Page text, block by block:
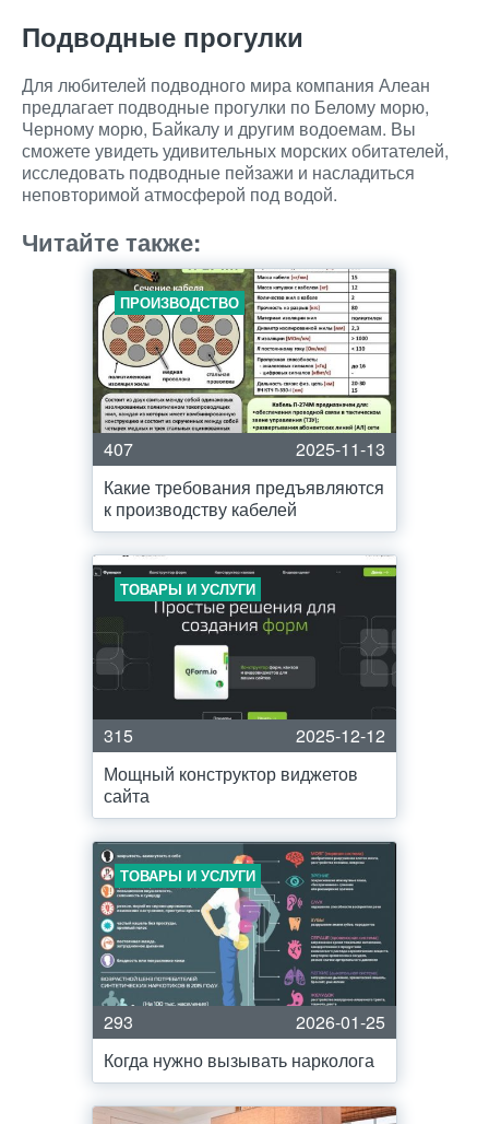
Подводные прогулки
Для любителей подводного мира компания Алеан
предлагает подводные прогулки по Белому морю,
Черному морю, Байкалу и другим водоемам. Вы
сможете увидеть удивительных морских обитателей,
исследовать подводные пейзажи и насладиться
неповторимой атмосферой под водой.
Читайте также:
ПРОИЗВОДСТВО
407
2025-11-13
Какие требования предъявляются
к производству кабелей
ТОВАРЫ И УСЛУГИ
315
2025-12-12
Мощный конструктор виджетов
сайта
ТОВАРЫ И УСЛУГИ
293
2026-01-25
Когда нужно вызывать нарколога